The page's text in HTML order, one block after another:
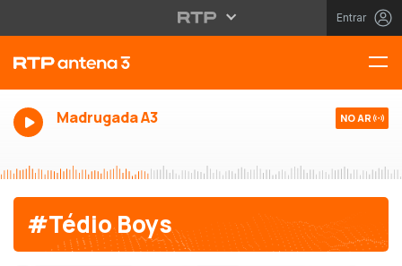
Entrar
Madrugada A3 NO AR
#Tédio Boys